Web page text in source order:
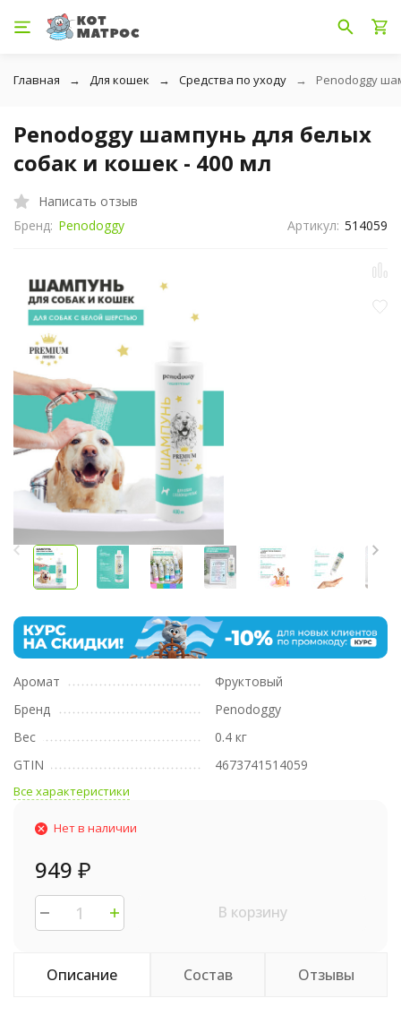
Главная Для кошек Средства по уходу Penodoggy
Penodoggy шампунь для белых
собак и кошек - 400 мл
Написать отзыв
Бренд: Penodoggy Артикул: 514059
Аромат
Фруктовый
Бренд
Penodoggy
Вес
0.4 кг
GTIN
4673741514059
Все характеристики
Нет в наличии
949 ₽
В корзину
Описание Состав Отзывы